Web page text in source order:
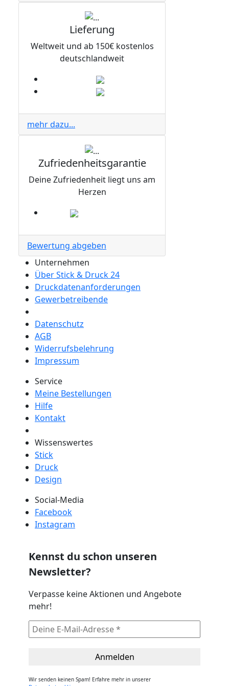
Lieferung
Weltweit und ab 150€ kostenlos
deutschlandweit
mehr dazu...
Zufriedenheitsgarantie
Deine Zufriedenheit liegt uns am
Herzen
Bewertung abgeben
Unternehmen
Über Stick & Druck 24
Druckdatenanforderungen
Gewerbetreibende
Datenschutz
AGB
Widerrufsbelehrung
Impressum
Service
Meine Bestellungen
Hilfe
Kontakt
Wissenswertes
Stick
Druck
Design
Social-Media
Facebook
Instagram
Kennst du schon unseren
Newsletter?
Verpasse keine Aktionen und Angebote
mehr!
Wir senden keinen Spam! Erfahre mehr in unserer